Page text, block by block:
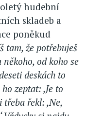
hudební
skladeb a
poněkud
tam, že potřebuješ
od koho se
deskách to
zeptat: ,Je to
třeba řekl: ,Ne,